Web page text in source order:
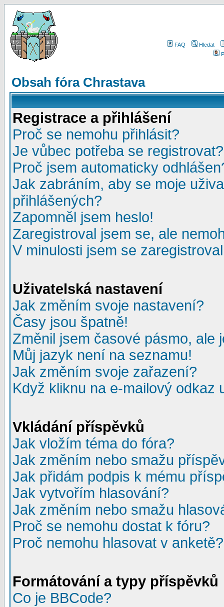
FAQ
Hledat
Obsah fóra Chrastava
Registrace a přihlášení
Proč se nemohu přihlásit?
Je vůbec potřeba se registrovat?
Proč jsem automaticky
Jak zabráním, aby se moje
přihlášených?
Zapomněl jsem heslo!
Zaregistroval jsem se, ale
V minulosti jsem se
Uživatelská nastavení
Jak změním svoje nastavení?
Časy jsou špatně!
Změnil jsem časové pásmo, ale
Můj jazyk není na seznamu!
Jak změním svoje zařazení?
Když kliknu na e-mailový odkaz
Vkládání příspěvků
Jak vložím téma do fóra?
Jak změním nebo smažu
Jak přidám podpis k mému
Jak vytvořím hlasování?
Jak změním nebo smažu
Proč se nemohu dostat k fóru?
Proč nemohu hlasovat v anketě?
Formátování a typy příspěvků
Co je BBCode?